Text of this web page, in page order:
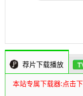
荐片下载播放
本站专属下载器:点击